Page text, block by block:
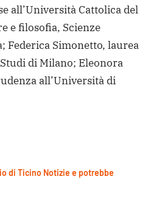
all’Università Cattolica del
e filosofia, Scienze
Federica Simonetto, laurea
di Milano; Eleonora
all’Università di
di Ticino Notizie e potrebbe